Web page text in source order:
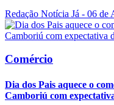
Redação Notícia Já - 06 de
Comércio
Dia dos Pais aquece o
Camboriú com